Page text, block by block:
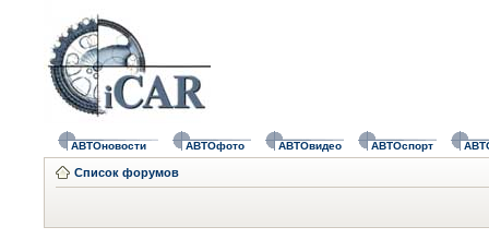
АВТОновости АВТОфото АВТОвидео АВТОспорт
Список форумов